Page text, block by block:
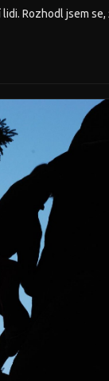
Rozhodl jsem